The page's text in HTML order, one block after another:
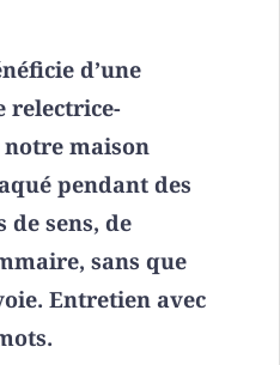
d’une
relectrice-
maison
pendant des
de sens, de
sans que
Entretien avec